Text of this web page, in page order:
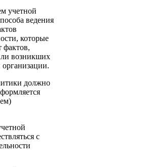
учетной
ведения
которые
фактов,
возникших
организации.
должно
с